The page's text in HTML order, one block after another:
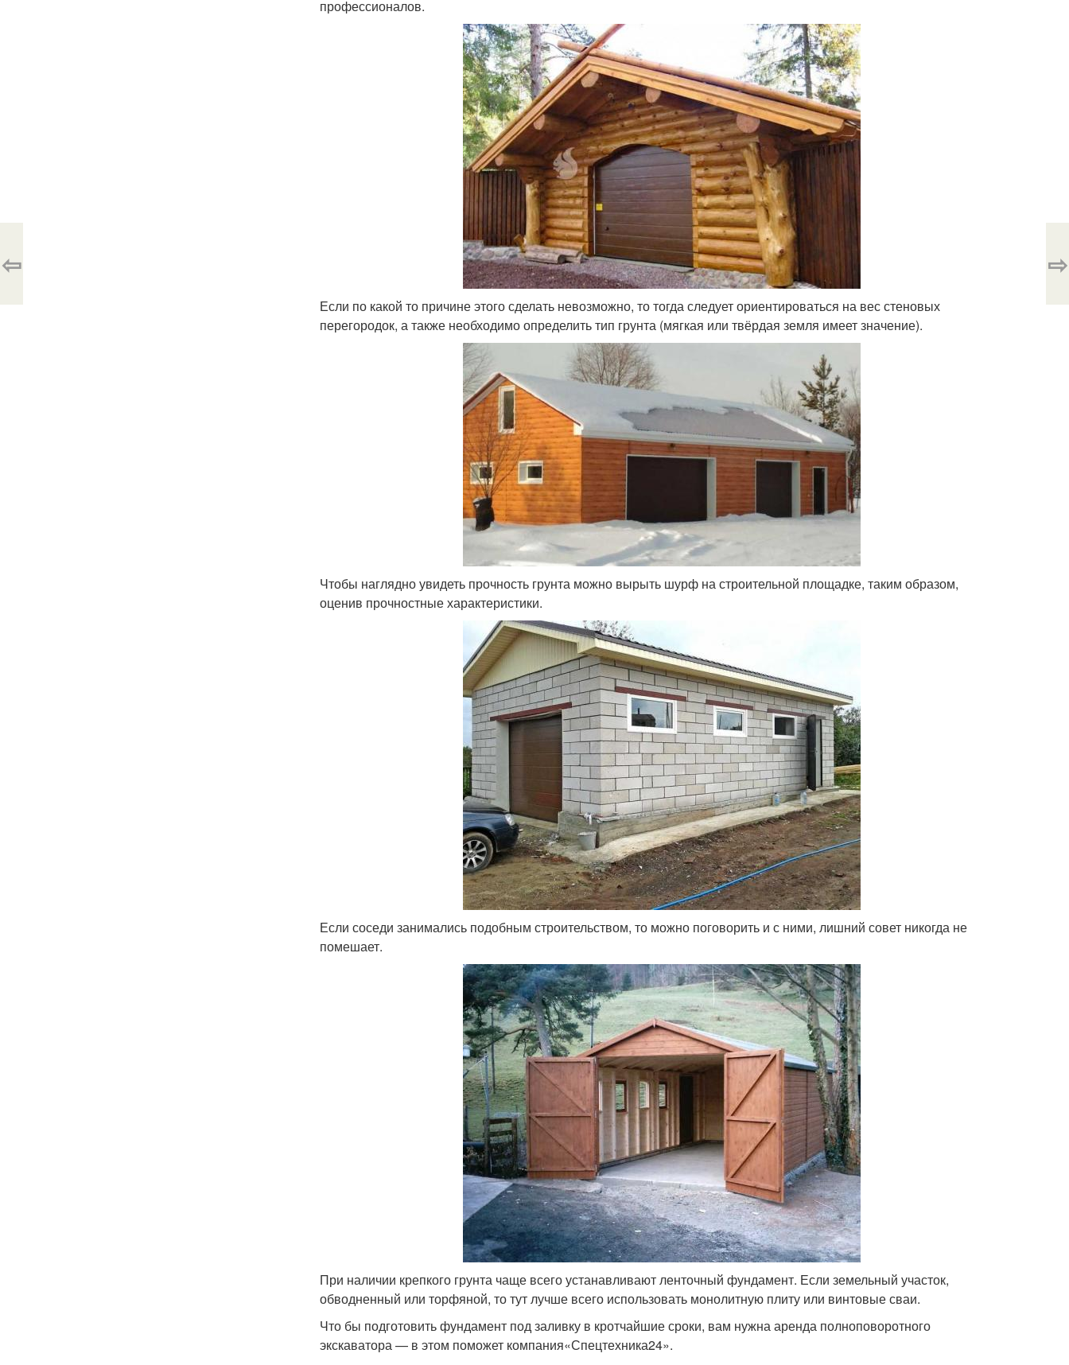
профессионалов.
Если по какой то причине этого сделать невозможно, то тогда следует ориентироваться на вес стеновых
перегородок, а также необходимо определить тип грунта (мягкая или твёрдая земля имеет значение).
Чтобы наглядно увидеть прочность грунта можно вырыть шурф на строительной площадке, таким образом,
оценив прочностные характеристики.
Если соседи занимались подобным строительством, то можно поговорить и с ними, лишний совет никогда не
помешает.
При наличии крепкого грунта чаще всего устанавливают ленточный фундамент. Если земельный участок,
обводненный или торфяной, то тут лучше всего использовать монолитную плиту или винтовые сваи.
Что бы подготовить фундамент под заливку в кротчайшие сроки, вам нужна аренда полноповоротного
экскаватора — в этом поможет компания«Спецтехника24».
⇦ ⇨